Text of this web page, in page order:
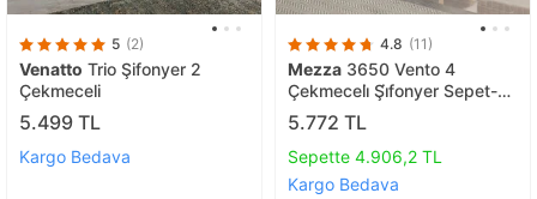
5 (2)
Venatto Trio Şifonyer 2
Çekmeceli
5.499 TL
Kargo Bedava
4.8 (11)
Mezza 3650 Vento 4
Çekmeceli̇ Şi̇fonyer Sepet-
beyaz
5.772 TL
Sepette 4.906,2 TL
Kargo Bedava